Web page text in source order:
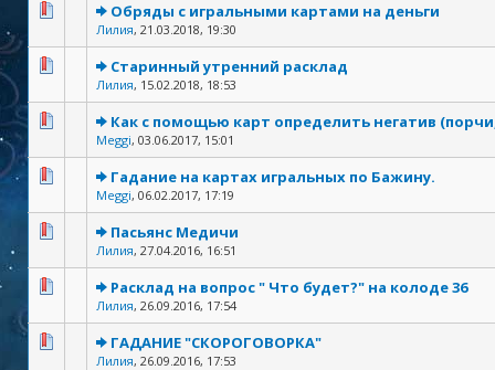
Обряды с игральными картами на деньги
Лилия, 21.03.2018, 19:30
Старинный утренний расклад
Лилия, 15.02.2018, 18:53
Как с помощью карт определить негатив
Meggi, 03.06.2017, 15:01
Гадание на картах игральных по Бажину.
Meggi, 06.02.2017, 17:19
Пасьянс Медичи
Лилия, 27.04.2016, 16:51
Расклад на вопрос " Что будет?" на колоде 36
Лилия, 26.09.2016, 17:54
ГАДАНИЕ "СКОРОГОВОРКА"
Лилия, 26.09.2016, 17:53